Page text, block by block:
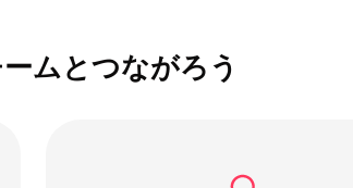
ムとつながろう